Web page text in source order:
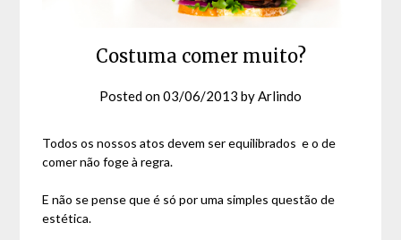
Costuma comer muito?
Posted on03/06/2013 byArlindo
Todos os nossos atos devem ser equilibrados e o de
comer não foge à regra.
E não se pense que é só por uma simples questão de
estética.